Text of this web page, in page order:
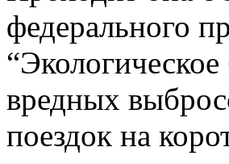
федерального
вредных
поездок на